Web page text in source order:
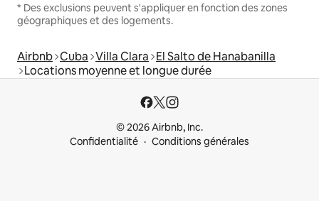
* Des exclusions peuvent s'appliquer en fonction des zones
géographiques et des logements.
Airbnb Cuba Villa Clara El Salto de Hanabanilla
Locations moyenne et longue durée
© 2026 Airbnb, Inc.
Confidentialité
Conditions générales